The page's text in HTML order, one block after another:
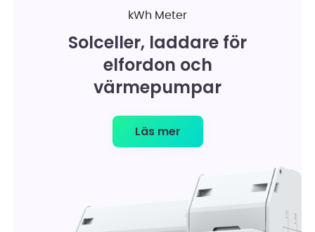
kWh Meter
Solceller, laddare för
elfordon och
värmepumpar
Läs mer